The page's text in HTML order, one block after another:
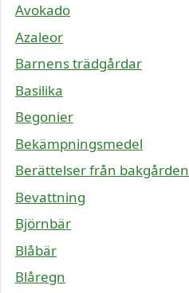
Avokado
Azaleor
Barnens trädgårdar
Basilika
Begonier
Bekämpningsmedel
Berättelser från bakgården
Bevattning
Björnbär
Blåbär
Blåregn